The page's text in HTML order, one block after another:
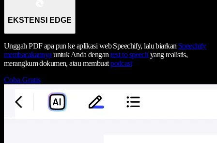
EKSTENSI EDGE
Unggah PDF apa pun ke aplikasi web Speechify, lalu biarkan Speechify
membacakannya untuk Anda dengantext to speech yang realistis,
merangkum dokumen, atau membuatpodcast
Coba Gratis